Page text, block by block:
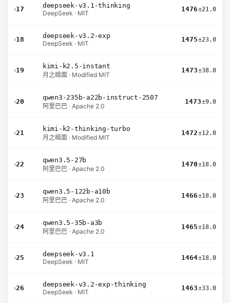
›17
deepseek-v3.1-thinking
DeepSeek · MIT
1476±21.0
›18
deepseek-v3.2-exp
DeepSeek · MIT
1475±23.0
›19
kimi-k2.5-instant
月之暗面 · Modified MIT
1473±38.0
›20
qwen3-235b-a22b-instruct-2507
阿里巴巴 · Apache 2.0
1473±9.0
›21
kimi-k2-thinking-turbo
月之暗面 · Modified MIT
1472±12.0
›22
qwen3.5-27b
阿里巴巴 · Apache 2.0
1470±18.0
›23
qwen3.5-122b-a10b
阿里巴巴 · Apache 2.0
1466±18.0
›24
qwen3.5-35b-a3b
阿里巴巴 · Apache 2.0
1465±18.0
›25
deepseek-v3.1
DeepSeek · MIT
1464±18.0
›26
deepseek-v3.2-exp-thinking
DeepSeek · MIT
1463±33.0